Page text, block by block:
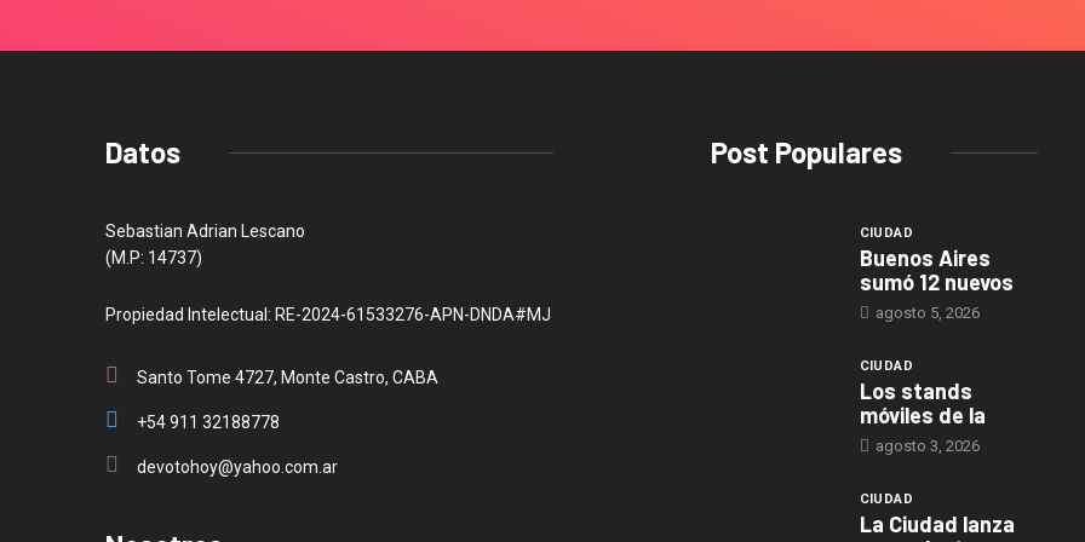
Datos
Sebastian Adrian Lescano
(M.P: 14737)
Propiedad Intelectual: RE-2024-61533276-APN-DNDA#MJ
Santo Tome 4727, Monte Castro, CABA
+54 911 32188778
devotohoy@yahoo.com.ar
Post Populares
CIUDAD
Buenos Aires
sumó 12 nuevos
agosto 5, 2026
CIUDAD
Los stands
móviles de la
agosto 3, 2026
CIUDAD
La Ciudad lanza